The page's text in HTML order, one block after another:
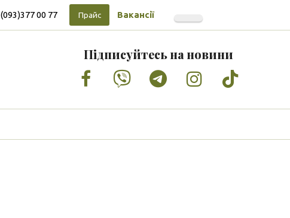
(093)377 00 77 Прайс Вакансії
Підписуйтесь на новини
Facebook
VimeoTumblrInstagram
Tiktok